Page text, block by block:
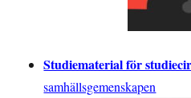
Studiematerial för
samhällsgemenskapen